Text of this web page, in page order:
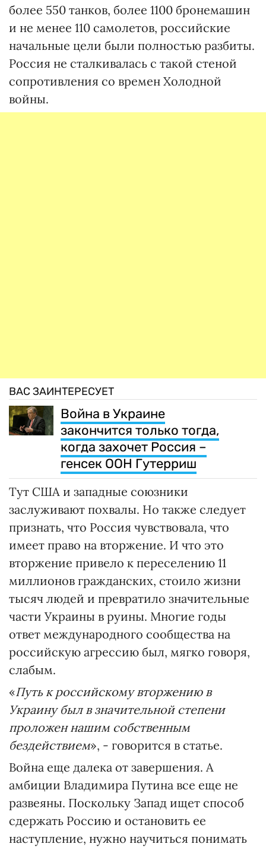
более 550 танков, более 1100 бронемашин
и не менее 110 самолетов, российские
начальные цели были полностью разбиты.
Россия не сталкивалась с такой стеной
сопротивления со времен Холодной
войны.
ВАС ЗАИНТЕРЕСУЕТ
Война в Украине
закончится только тогда,
когда захочет Россия –
генсек ООН Гутерриш
Тут США и западные союзники
заслуживают похвалы. Но также следует
признать, что Россия чувствовала, что
имеет право на вторжение. И что это
вторжение привело к переселению 11
миллионов гражданских, стоило жизни
тысяч людей и превратило значительные
части Украины в руины. Многие годы
ответ международного сообщества на
российскую агрессию был, мягко говоря,
слабым.
«Путь к российскому вторжению в
Украину был в значительной степени
проложен нашим собственным
бездействием», - говорится в статье.
Война еще далека от завершения. А
амбиции Владимира Путина все еще не
развеяны. Поскольку Запад ищет способ
сдержать Россию и остановить ее
наступление, нужно научиться понимать